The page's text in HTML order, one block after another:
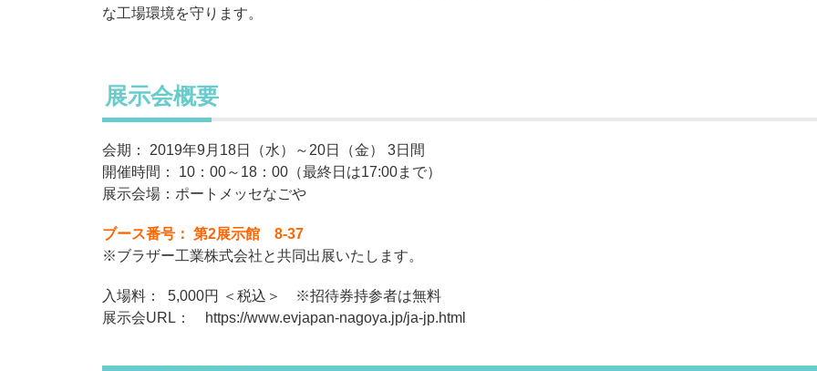
な工場環境を守ります。
展示会概要
会期： 2019年9月18日（水）～20日（金） 3日間
開催時間： 10：00～18：00（最終日は17:00まで）
展示会場： ポートメッセなごや
ブース番号： 第2展示館 8-37
※ブラザー工業株式会社と共同出展いたします。
入場料： 5,000円 ＜税込＞ ※招待券持参者は無料
展示会URL：
https://www.evjapan-nagoya.jp/ja-jp.html